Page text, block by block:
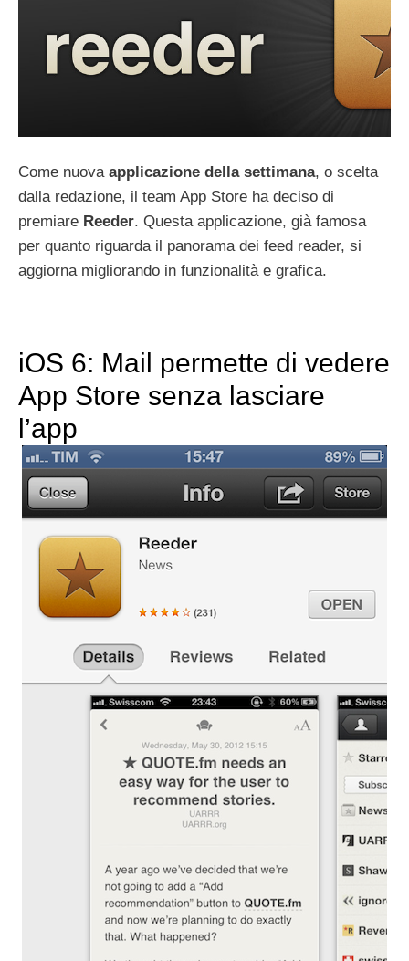
Come nuova applicazione della settimana, o scelta
dalla redazione, il team App Store ha deciso di
premiare Reeder. Questa applicazione, già famosa
per quanto riguarda il panorama dei feed reader, si
aggiorna migliorando in funzionalità e grafica.
iOS 6: Mail permette di vedere
App Store senza lasciare
l’app